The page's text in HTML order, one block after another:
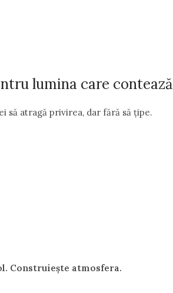
lumina care contează
să atragă privirea, dar fără să țipe.
Construiește atmosfera.